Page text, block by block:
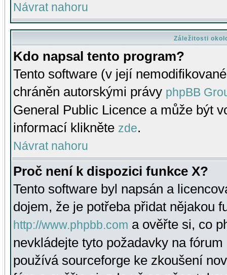
Návrat nahoru
Záležitosti
Kdo napsal tento program?
Tento software (v její
chráněn autorskými právy phpBB
General Public Licence a může být
informací klikněte zde.
Návrat nahoru
Proč není k dispozici funkce X?
Tento software byl napsán a
dojem, že je potřeba přidat nějakou
http://www.phpbb.com a ověřte si, co
nevkládejte tyto požadavky na
používá sourceforge ke zkoušení